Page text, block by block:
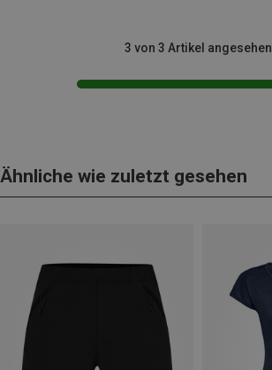
3 von 3 Artikel angesehen
Ähnliche wie zuletzt gesehen